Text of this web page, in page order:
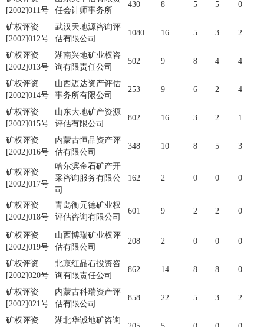
[2002]011号
任会计师事务所
430 8 5 5 0
矿权评资
[2002]012号
武汉天地源咨询评
估有限公司
1080 16 5 3 2
矿权评资
[2002]013号
湖南兴地矿业权咨
询有限责任公司
502 9 8 4 4
矿权评资
[2002]014号
山西迈达资产评估
事务所有限公司
253 9 6 2 4
矿权评资
[2002]015号
山东大地矿产资源
评估有限公司
802 16 3 2 1
矿权评资
[2002]016号
内蒙古恒品资产评
估有限公司
348 10 8 5 3
矿权评资
[2002]017号
哈尔滨金石矿产开
采咨询服务有限公
司
162 2 0 0 0
矿权评资
[2002]018号
青岛衡元德矿业权
评估咨询有限公司
601 9 2 2 0
矿权评资
[2002]019号
山西博瑞矿业权评
估有限公司
208 2 0 0 0
矿权评资
[2002]020号
北京红晶石投资咨
询有限责任公司
862 14 8 8 0
矿权评资
[2002]021号
内蒙古科瑞资产评
估有限公司
858 22 5 3 2
矿权评资 湖北华诚地矿咨询